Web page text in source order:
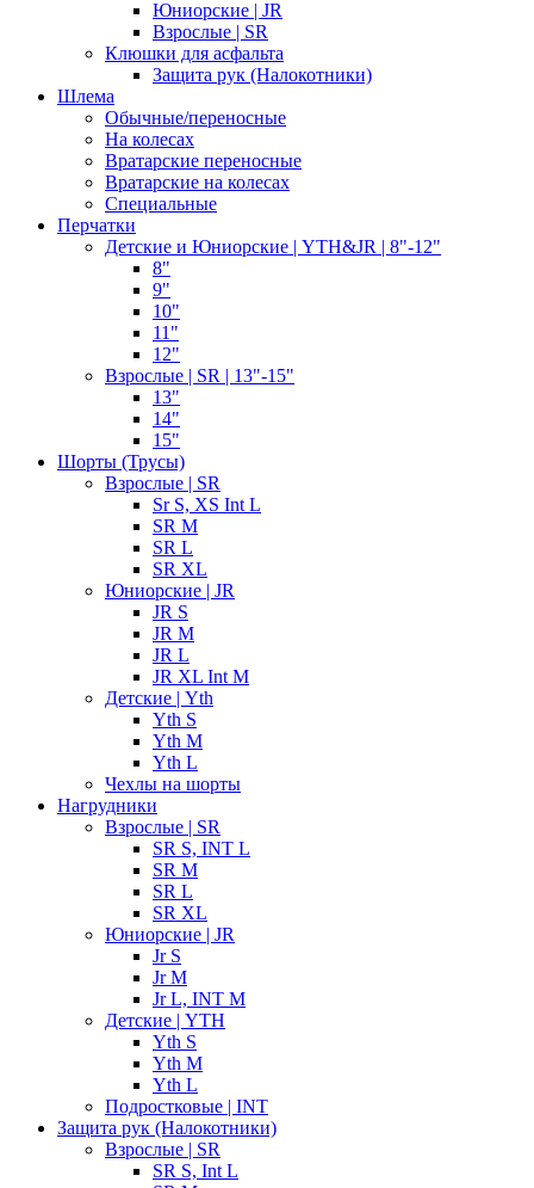
Юниорские | JR
Взрослые | SR
Клюшки для асфальта
Защита рук (Налокотники)
Шлема
Обычные/переносные
На колесах
Вратарские переносные
Вратарские на колесах
Специальные
Перчатки
Детские и Юниорские | YTH&JR | 8"-12"
8"
9"
10"
11"
12"
Взрослые | SR | 13"-15"
13"
14"
15"
Шорты (Трусы)
Взрослые | SR
Sr S, XS Int L
SR M
SR L
SR XL
Юниорские | JR
JR S
JR M
JR L
JR XL Int M
Детские | Yth
Yth S
Yth M
Yth L
Чехлы на шорты
Нагрудники
Взрослые | SR
SR S, INT L
SR M
SR L
SR XL
Юниорские | JR
Jr S
Jr M
Jr L, INT M
Детские | YTH
Yth S
Yth M
Yth L
Подростковые | INT
Защита рук (Налокотники)
Взрослые | SR
SR S, Int L